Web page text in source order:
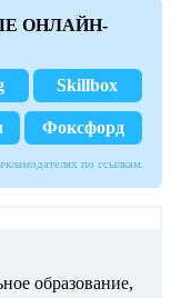
ОНЛАЙН-
Skillbox
Фоксфорд
по ссылкам.
образование,